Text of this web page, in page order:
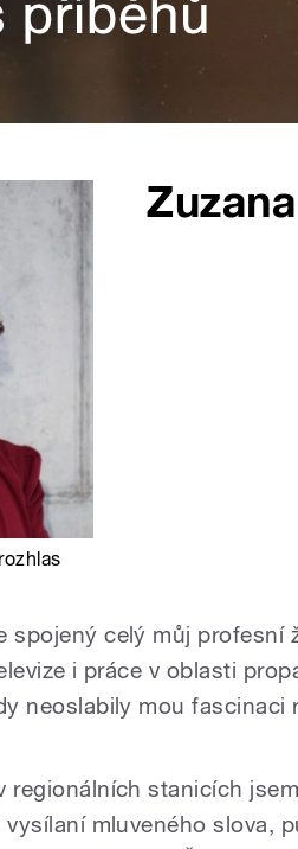
spojený celý můj
i práce v oblasti
neoslabily mou fascinaci
regionálních stanicích
vysílaní mluveného slova,